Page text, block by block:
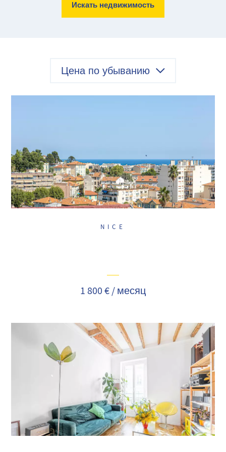
Искать недвижимость
Цена по убыванию
NICE
1 800 € / месяц